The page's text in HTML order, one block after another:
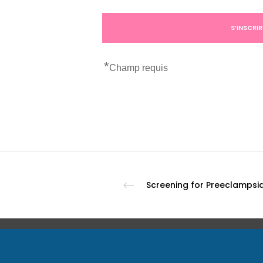
*Champ requis
Screening for